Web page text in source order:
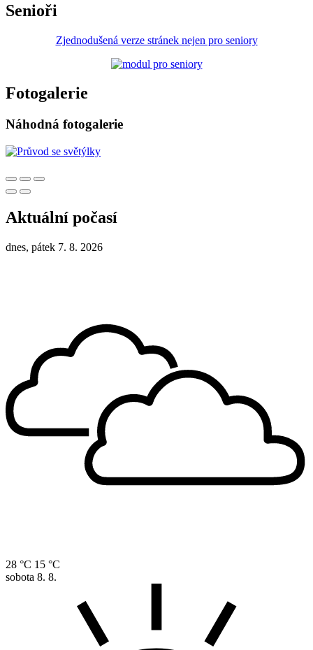
Senioři
Zjednodušená verze stránek nejen pro seniory
Fotogalerie
Náhodná fotogalerie
Aktuální počasí
dnes, pátek 7. 8. 2026
28 °C 15 °C
sobota 8. 8.